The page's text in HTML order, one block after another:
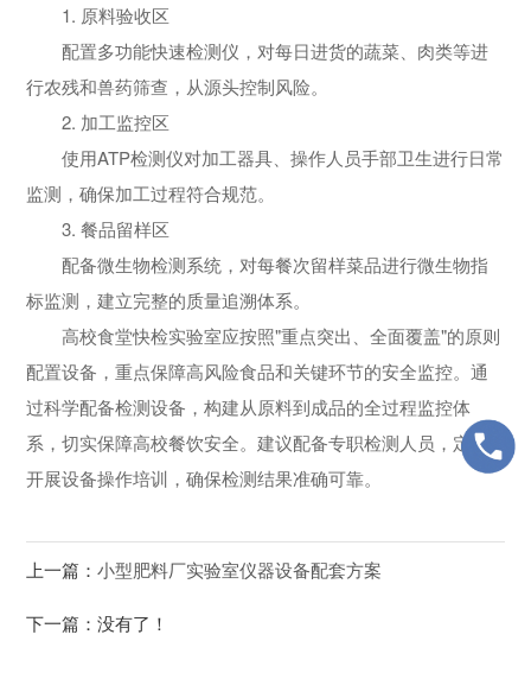
1. 原料验收区
配置多功能快速检测仪，对每日进货的蔬菜、肉类等进
行农残和兽药筛查，从源头控制风险。
2. 加工监控区
使用ATP检测仪对加工器具、操作人员手部卫生进行日常
监测，确保加工过程符合规范。
3. 餐品留样区
配备微生物检测系统，对每餐次留样菜品进行微生物指
标监测，建立完整的质量追溯体系。
高校食堂快检实验室应按照"重点突出、全面覆盖"的原则
配置设备，重点保障高风险食品和关键环节的安全监控。通
过科学配备检测设备，构建从原料到成品的全过程监控体
系，切实保障高校餐饮安全。建议配备专职检测人员，定期
开展设备操作培训，确保检测结果准确可靠。
上一篇：小型肥料厂实验室仪器设备配套方案
下一篇：没有了！